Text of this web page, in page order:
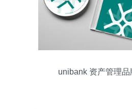
unibank 资产管理